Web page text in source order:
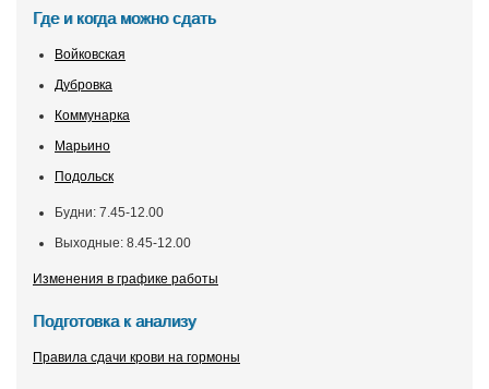
Где и когда можно сдать
Войковская
Дубровка
Коммунарка
Марьино
Подольск
Будни: 7.45-12.00
Выходные: 8.45-12.00
Изменения в графике работы
Подготовка к анализу
Правила сдачи крови на гормоны